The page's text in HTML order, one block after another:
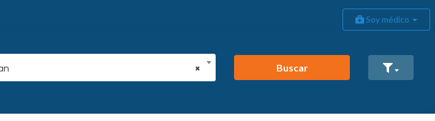
Soy médico
×
Buscar